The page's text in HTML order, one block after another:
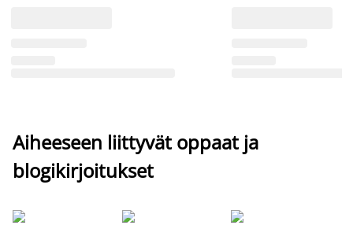
Aiheeseen liittyvät oppaat ja
blogikirjoitukset